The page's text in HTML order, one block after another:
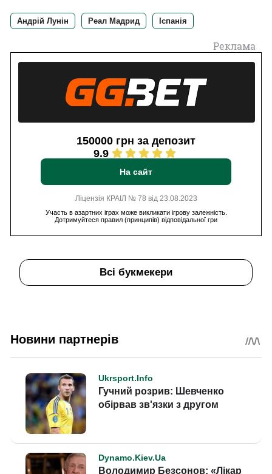
Андрій Лунін Реал Мадрид Іспанія
Реклама
150000 грн за депозит
9.9
На сайт
Ліцензія КРАІЛ № 78 від 23.08.2023
Участь в азартних іграх може викликати ігрову залежність.
Дотримуйтеся правил (принципів) відповідальної гри
Всі букмекери